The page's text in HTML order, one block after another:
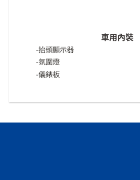
車用內裝
-抬頭顯示器
-氛圍燈
-儀錶板